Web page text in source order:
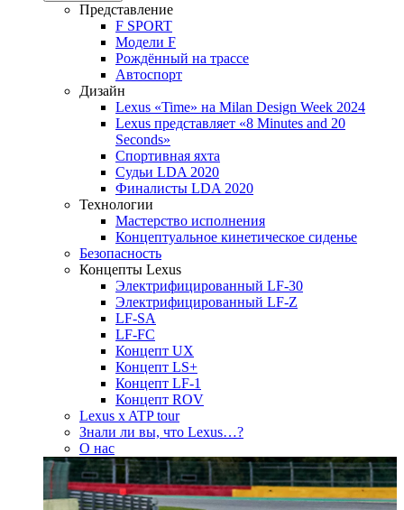
Представление
F SPORT
Модели F
Рождённый на трассе
Автоспорт
Дизайн
Lexus «Time» на Milan Design Week 2024
Lexus представляет «8 Minutes and 20
Seconds»
Спортивная яхта
Судьи LDA 2020
Финалисты LDA 2020
Технологии
Мастерство исполнения
Концептуальное кинетическое сиденье
Безопасность
Концепты Lexus
Электрифицированный LF-30
Электрифицированный LF-Z
LF-SA
LF-FC
Концепт UX
Концепт LS+
Концепт LF-1
Концепт ROV
Lexus x ATP tour
Знали ли вы, что Lexus…?
О нас